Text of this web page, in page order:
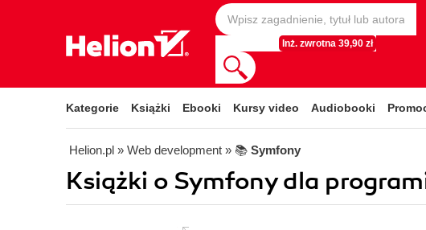
Inż. zwrotna 39,90 zł
Kategorie Książki Ebooki Kursy video Audiobooki
Helion.pl » Web development » 📚 Symfony
Książki o Symfony dla